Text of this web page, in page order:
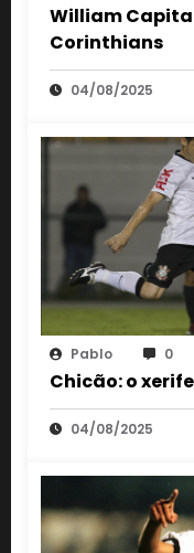
William
Corinthians
04/08/2025
Pablo 0
Chicão: o
04/08/2025